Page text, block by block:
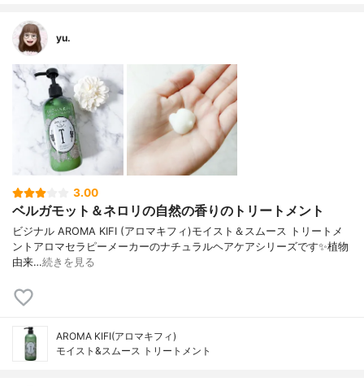
yu.
3.00
ベルガモット＆ネロリの自然の香りのトリートメント
ビジナル AROMA KIFI (アロマキフィ) モイスト＆スムース トリートメ
ント アロマセラピーメーカーの ナチュラルヘアケアシリーズです✨ 植物
由来…続きを見る
AROMA KIFI(アロマキフィ)
モイスト&スムース トリートメント